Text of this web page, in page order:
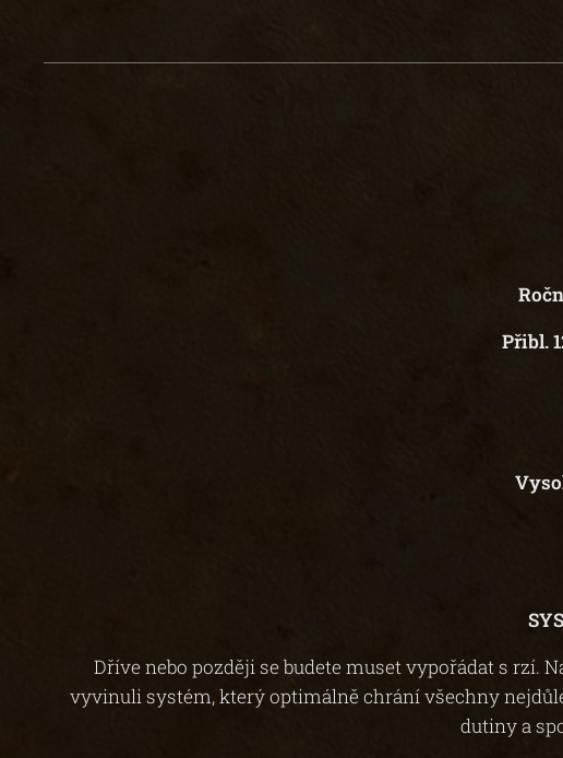
▶︎
▶︎ Přibl.
▶︎
Dříve nebo později se budete muset vypořádat s rzí.
vyvinuli systém, který optimálně chrání všechny
dutiny a